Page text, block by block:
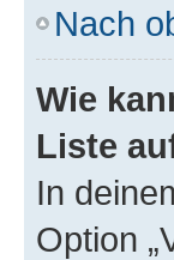
Nach
Wie
Liste
In
Option